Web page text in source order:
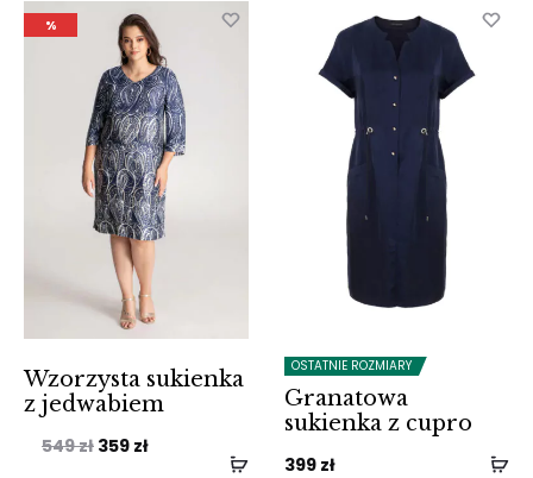
%
Wzorzysta sukienka
z jedwabiem
549zł Pierwotna
359 złAktualna
OSTATNIE ROZMIARY
Granatowa
sukienka z cupro
399 zł